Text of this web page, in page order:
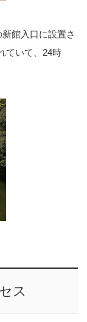
館入口に設置さ
ていて、24時
ス